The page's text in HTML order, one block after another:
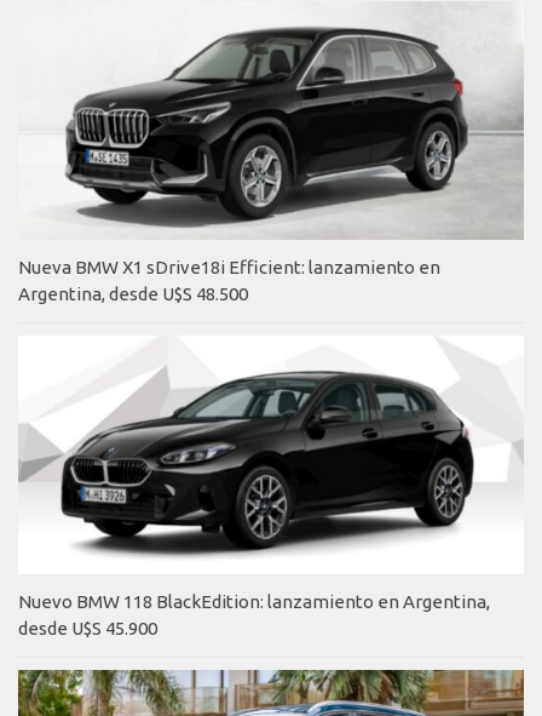
Nueva BMW X1 sDrive18i Efficient: lanzamiento en
Argentina, desde U$S 48.500
Nuevo BMW 118 BlackEdition: lanzamiento en Argentina,
desde U$S 45.900